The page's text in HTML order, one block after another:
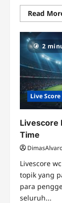
Read
2
Live Score
Livescore
Time
Livescore
topik yang
para
seluruh...